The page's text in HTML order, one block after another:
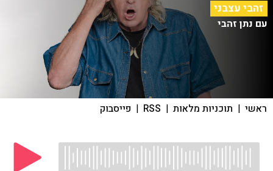
זהבי עצבני
עם נתן זהבי
ראשי | תוכניות מלאות |
RSS
| פייסבוק